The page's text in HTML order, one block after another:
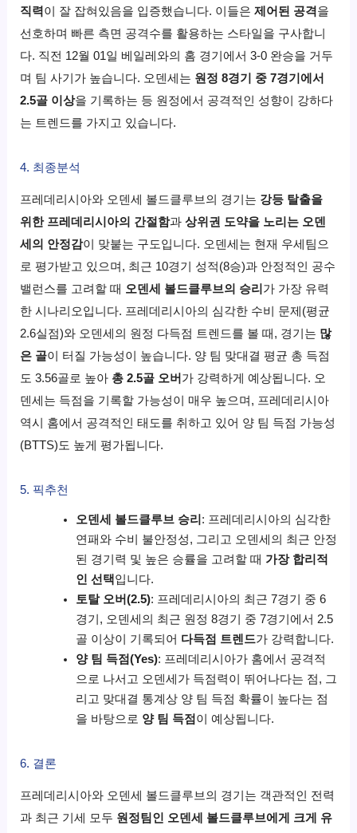
직력이 잘 잡혀있음을 입증했습니다. 이들은제어된 공격을
선호하며 빠른 측면 공격수를 활용하는 스타일을 구사합니
다. 직전 12월 01일 베일레와의 홈 경기에서 3-0 완승을 거두
며 팀 사기가 높습니다. 오덴세는 원정 8경기 중 7경기에서
2.5골 이상을 기록하는 등 원정에서 공격적인 성향이 강하다
는 트렌드를 가지고 있습니다.
4. 최종분석
프레데리시아와 오덴세 볼드클루브의 경기는 강등 탈출을
위한 프레데리시아의 간절함과상위권 도약을 노리는 오덴
세의 안정감이 맞붙는 구도입니다. 오덴세는 현재 우세팀으
로 평가받고 있으며, 최근 10경기 성적(8승)과 안정적인 공수
밸런스를 고려할 때 오덴세 볼드클루브의 승리 가 가장 유력
한 시나리오입니다. 프레데리시아의 심각한 수비 문제(평균
2.6실점)와 오덴세의 원정 다득점 트렌드를 볼 때, 경기는 많
은 골이 터질 가능성이 높습니다. 양 팀 맞대결 평균 총 득점
도 3.56골로 높아 총 2.5골 오버 가 강력하게 예상됩니다. 오
덴세는 득점을 기록할 가능성이 매우 높으며, 프레데리시아
역시 홈에서 공격적인 태도를 취하고 있어 양 팀 득점 가능성
(BTTS)도 높게 평가됩니다.
5. 픽추천
오덴세 볼드클루브 승리 : 프레데리시아의 심각한
연패와 수비 불안정성, 그리고 오덴세의 최근 안정
된 경기력 및 높은 승률을 고려할 때 가장 합리적
인 선택입니다.
토탈 오버(2.5): 프레데리시아의 최근 7경기 중 6
경기, 오덴세의 최근 원정 8경기 중 7경기에서 2.5
골 이상이 기록되어 다득점 트렌드가 강력합니다.
양 팀 득점(Yes): 프레데리시아가 홈에서 공격적
으로 나서고 오덴세가 득점력이 뛰어나다는 점, 그
리고 맞대결 통계상 양 팀 득점 확률이 높다는 점
을 바탕으로 양 팀 득점 이 예상됩니다.
6. 결론
프레데리시아와 오덴세 볼드클루브의 경기는 객관적인 전력
과 최근 기세 모두 원정팀인 오덴세 볼드클루브에게 크게 유